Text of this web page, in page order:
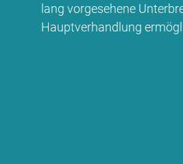
lang vor­ge­se­he­ne
Haupt­ver­hand­lung